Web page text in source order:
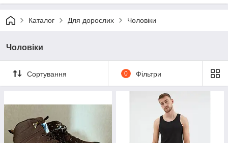
Каталог Для дорослих Чоловіки
Чоловіки
Сортування 0 Фільтри